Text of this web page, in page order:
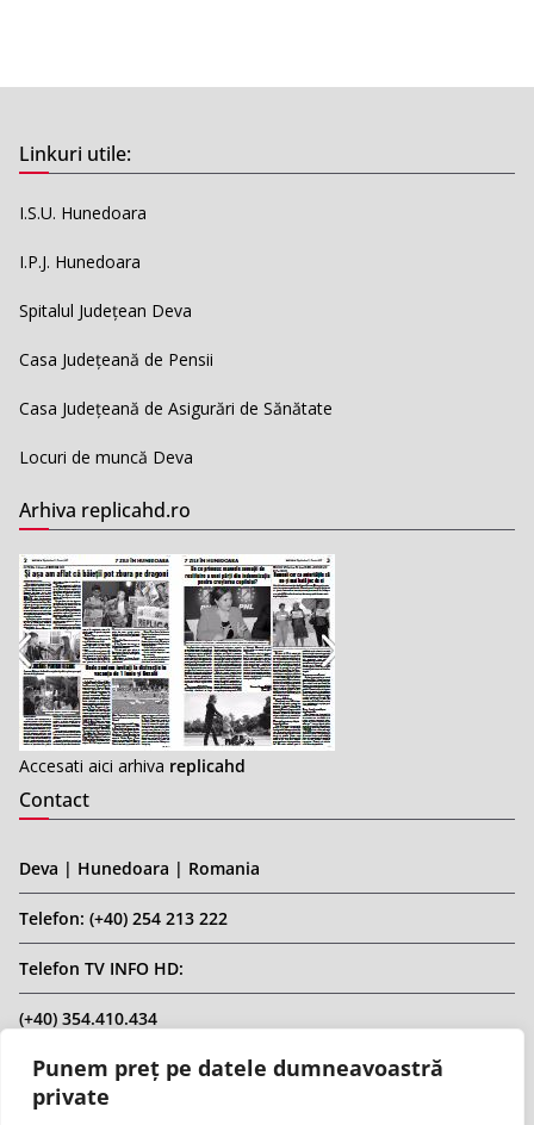
Punem preț pe datele dumneavoastră
private
Linkuri utile:
I.S.U. Hunedoara
I.P.J. Hunedoara
Spitalul Județean Deva
Casa Județeană de Pensii
Casa Județeană de Asigurări de Sănătate
Locuri de muncă Deva
Arhiva replicahd.ro
Accesati aici arhiva replicahd
Contact
Deva | Hunedoara | Romania
Telefon: (+40) 254 213 222
Telefon TV INFO HD:
(+40) 354.410.434
Email: infohd20@gmail.com